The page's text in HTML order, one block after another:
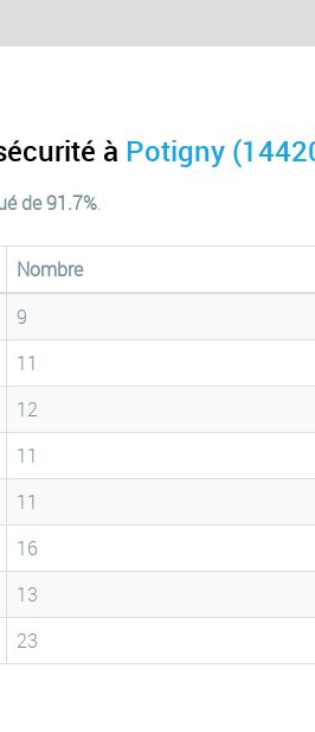
à Potigny
de 91.7%.
Nombre
9
11
12
11
11
16
13
23